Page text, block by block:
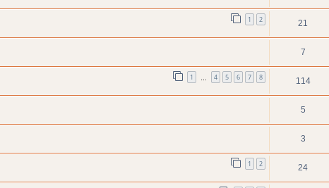
1 2 21
7
1 4 5 6 7 8 114
5
3
1 2 24